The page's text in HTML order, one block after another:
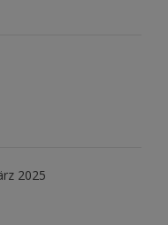
2025